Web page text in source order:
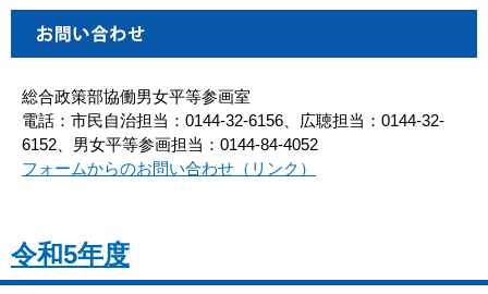
総合政策部協働男女平等参画室
電話：市民自治担当：0144-32-6156、広聴担当：0144-32-
6152、男女平等参画担当：0144-84-4052
フォームからのお問い合わせ（リンク）
令和5年度